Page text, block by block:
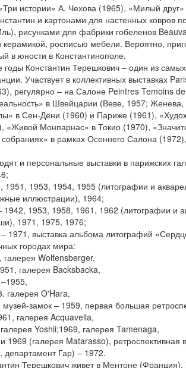
истории» А. Чехова (1965), «Милый
и картонами для настенных ковров
рисунками для фабрики гобеленов
керамикой, росписью мебели. Вероятно,
в юности в Константинополе.
годы Константин Терешкович – один из
Участвует в коллективных выставках
регулярно – на Салоне Peintres Temoins
в Швейцарии (Веве, 1957;
в Сен-Дени (1960) и Париже (1961),
«Живой Монпарнас» в Токио (1970),
в рамках Осеннего Салона
и персональные выставки в парижских
1951, 1953, 1954, 1955 (литографии и
иллюстрации), 1964;
1942, 1953, 1958, 1961, 1962 (литографии и
1971, 1975, 1976;
1971, выставка альбома литографий
городах мира:
Wolfensberger,
галерея Backsbacka,
галерея O'Hara,
замок – 1959, первая большая
галерея Acquavella,
Yoshii;1969, галерея Tamenaga,
1969 (галерея Matarasso), ретроспективная
Гар) – 1972.
Терешкович живет в Ментоне